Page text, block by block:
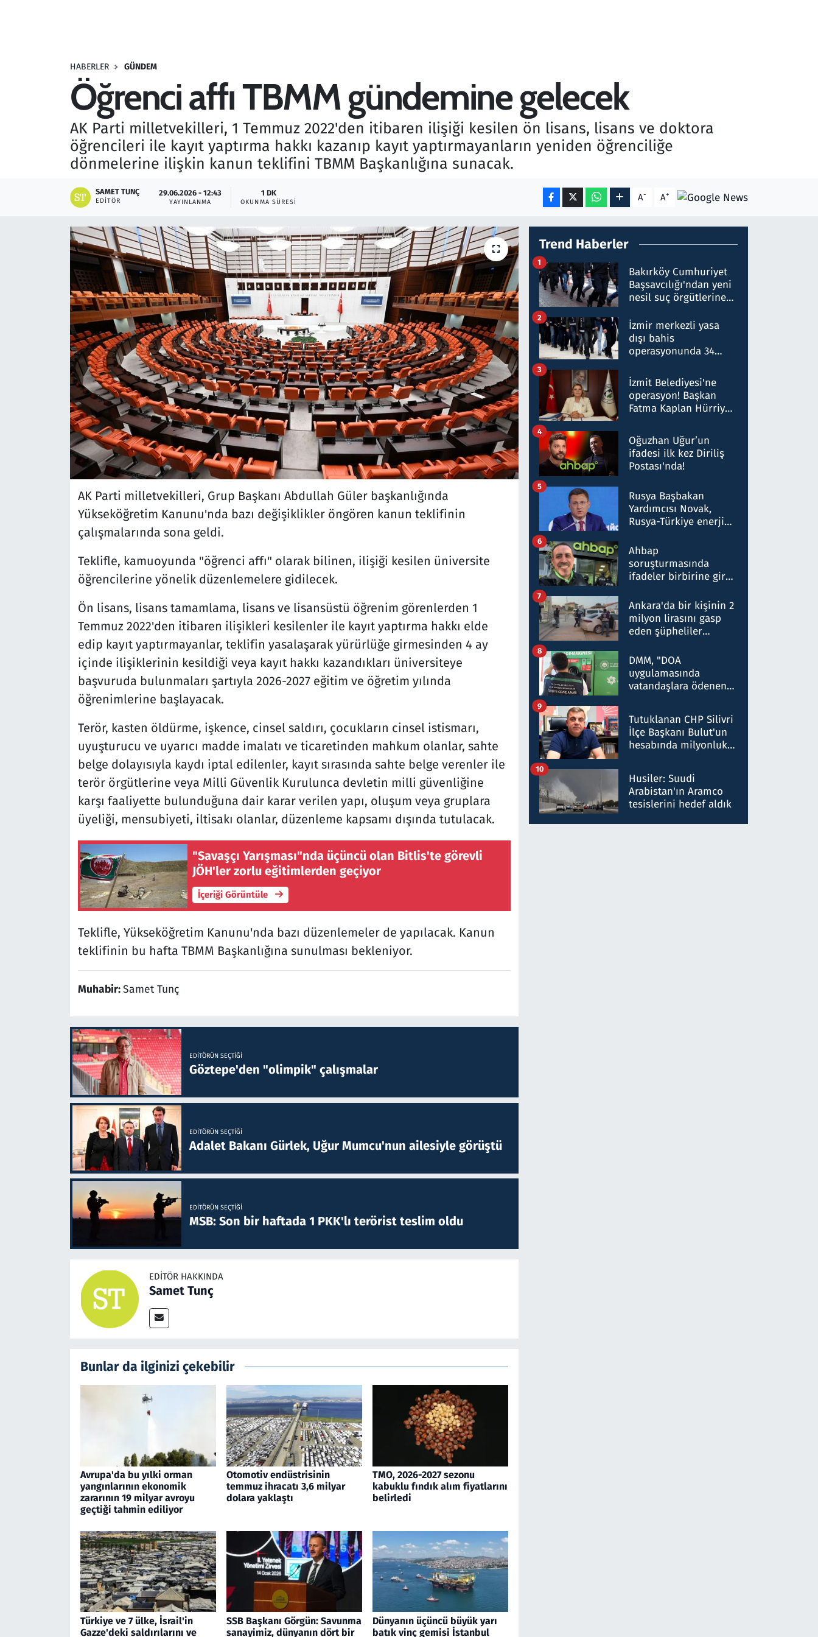
HABERLER GÜNDEM
Öğrenci affı TBMM gündemine gelecek
AK Parti milletvekilleri, 1 Temmuz 2022'den itibaren ilişiği kesilen ön lisans, lisans ve doktora
öğrencileri ile kayıt yaptırma hakkı kazanıp kayıt yaptırmayanların yeniden öğrenciliğe
dönmelerine ilişkin kanun teklifini TBMM Başkanlığına sunacak.
SAMET TUNÇ
EDITÖR
29.06.2026 - 12:43
YAYINLANMA
1 DK
OKUNMA SÜRESI A- A+
AK Parti milletvekilleri, Grup Başkanı Abdullah Güler başkanlığında
Yükseköğretim Kanunu'nda bazı değişiklikler öngören kanun teklifinin
çalışmalarında sona geldi.
Teklifle, kamuoyunda "öğrenci affı" olarak bilinen, ilişiği kesilen üniversite
öğrencilerine yönelik düzenlemelere gidilecek.
Ön lisans, lisans tamamlama, lisans ve lisansüstü öğrenim görenlerden 1
Temmuz 2022'den itibaren ilişikleri kesilenler ile kayıt yaptırma hakkı elde
edip kayıt yaptırmayanlar, teklifin yasalaşarak yürürlüğe girmesinden 4 ay
içinde ilişiklerinin kesildiği veya kayıt hakkı kazandıkları üniversiteye
başvuruda bulunmaları şartıyla 2026-2027 eğitim ve öğretim yılında
öğrenimlerine başlayacak.
Terör, kasten öldürme, işkence, cinsel saldırı, çocukların cinsel istismarı,
uyuşturucu ve uyarıcı madde imalatı ve ticaretinden mahkum olanlar, sahte
belge dolayısıyla kaydı iptal edilenler, kayıt sırasında sahte belge verenler ile
terör örgütlerine veya Milli Güvenlik Kurulunca devletin milli güvenliğine
karşı faaliyette bulunduğuna dair karar verilen yapı, oluşum veya gruplara
üyeliği, mensubiyeti, iltisakı olanlar, düzenleme kapsamı dışında tutulacak.
"Savaşçı Yarışması"nda üçüncü olan Bitlis'te görevli
JÖH'ler zorlu eğitimlerden geçiyor
İçeriği Görüntüle
Teklifle, Yükseköğretim Kanunu'nda bazı düzenlemeler de yapılacak. Kanun
teklifinin bu hafta TBMM Başkanlığına sunulması bekleniyor.
Muhabir:Samet Tunç
EDITÖRÜN SEÇTIĞI
Göztepe'den "olimpik" çalışmalar
EDITÖRÜN SEÇTIĞI
Adalet Bakanı Gürlek, Uğur Mumcu'nun ailesiyle görüştü
EDITÖRÜN SEÇTIĞI
MSB: Son bir haftada 1 PKK'lı terörist teslim oldu
EDITÖR HAKKINDA
Samet Tunç
Bunlar da ilginizi çekebilir
Avrupa'da bu yılki orman
yangınlarının ekonomik
zararının 19 milyar avroyu
geçtiği tahmin ediliyor
Otomotiv endüstrisinin
temmuz ihracatı 3,6 milyar
dolara yaklaştı
TMO, 2026-2027 sezonu
kabuklu fındık alım fiyatlarını
belirledi
Türkiye ve 7 ülke, İsrail'in
Gazze'deki saldırılarını ve
SSB Başkanı Görgün: Savunma
sanayimiz, dünyanın dört bir
Dünyanın üçüncü büyük yarı
batık vinç gemisi İstanbul
Trend Haberler
Bakırköy Cumhuriyet
Başsavcılığı'ndan yeni
nesil suç örgütlerine
hakkında gözaltı kararı
1
İzmir merkezli yasa
dışı bahis
operasyonunda 34
Milyar liralık para
trafiği tespit edildi
2
İzmit Belediyesi'ne
operasyon! Başkan
Fatma Kaplan Hürriyet
3
Oğuzhan Uğur’un
ifadesi ilk kez Diriliş
Postası'nda!
4
Rusya Başbakan
Yardımcısı Novak,
Rusya-Türkiye enerji
nitelikte olduğunu
belirtti
5
Ahbap
soruşturmasında
ifadeler birbirine girdi:
ifadelerinden ortaya
çıkan tablo şok etti
6
Ankara'da bir kişinin 2
milyon lirasını gasp
eden şüpheliler
7
DMM, "DOA
uygulamasında
vatandaşlara ödenen
düşürüldüğü" iddiasını
yalanladı
8
Tutuklanan CHP Silivri
İlçe Başkanı Bulut'un
hesabında milyonluk
talimat verdi, ben
gönderdim
9
Husiler: Suudi
Arabistan'ın Aramco
tesislerini hedef aldık
10
Savunma Sanayi
Seçim 2023
Televizyon